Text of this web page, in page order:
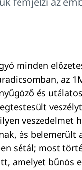
minden
az
és
veszedelmet
és belemerült
sétál; most
amelyet bűnös